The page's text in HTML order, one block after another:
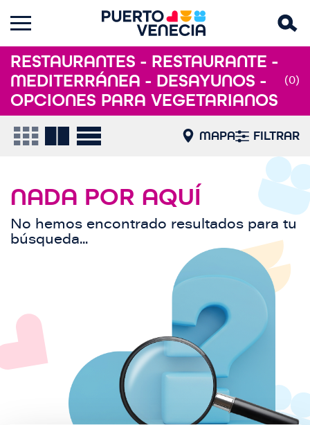
RESTAURANTES - RESTAURANTE -
MEDITERRÁNEA - DESAYUNOS -
OPCIONES PARA VEGETARIANOS
(0)
MAPA FILTRAR
NADA POR AQUÍ
No hemos encontrado resultados para tu
búsqueda...